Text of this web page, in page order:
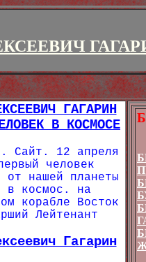
ГАГАРИН
В КОСМОСЕ
Сайт. 12 апреля
человек
от нашей планеты
в космос. на
корабле Восток
Лейтенант
Гагарин